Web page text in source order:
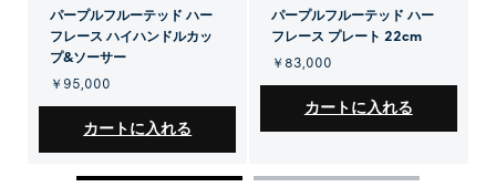
パープルフルーテッド ハー
フレース ハイハンドルカッ
プ&ソーサー
￥95,000
カートに入れる
パープルフルーテッド ハー
フレース プレート 22cm
￥83,000
カートに入れる